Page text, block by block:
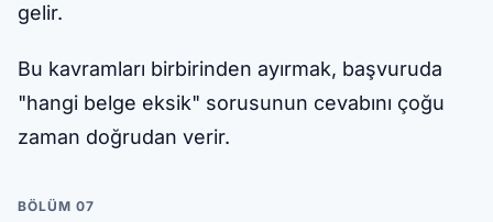
gelir.
Bu kavramları birbirinden ayırmak, başvuruda
"hangi belge eksik" sorusunun cevabını çoğu
zaman doğrudan verir.
BÖLÜM 07